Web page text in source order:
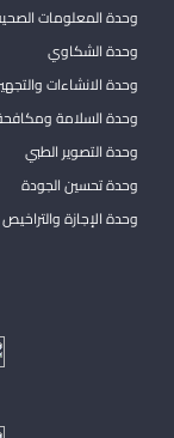
وحدة المعلومات
وحدة الشكاوي
وحدة الانشاءات
وحدة السلامة
وحدة التصوير الطبي
وحدة تحسين الجودة
وحدة الإجازة والتراخيص